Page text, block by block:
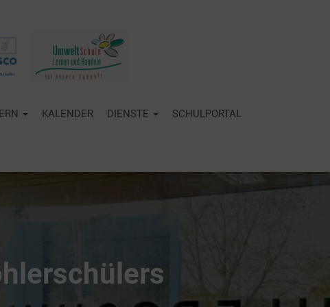
KALENDER DIENSTE SCHULPORTAL